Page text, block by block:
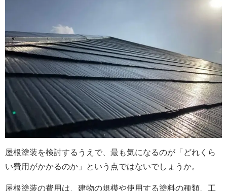
屋根塗装を検討するうえで、最も気になるのが「どれくら
い費用がかかるのか」という点ではないでしょうか。
屋根塗装の費用は、建物の規模や使用する塗料の種類、工